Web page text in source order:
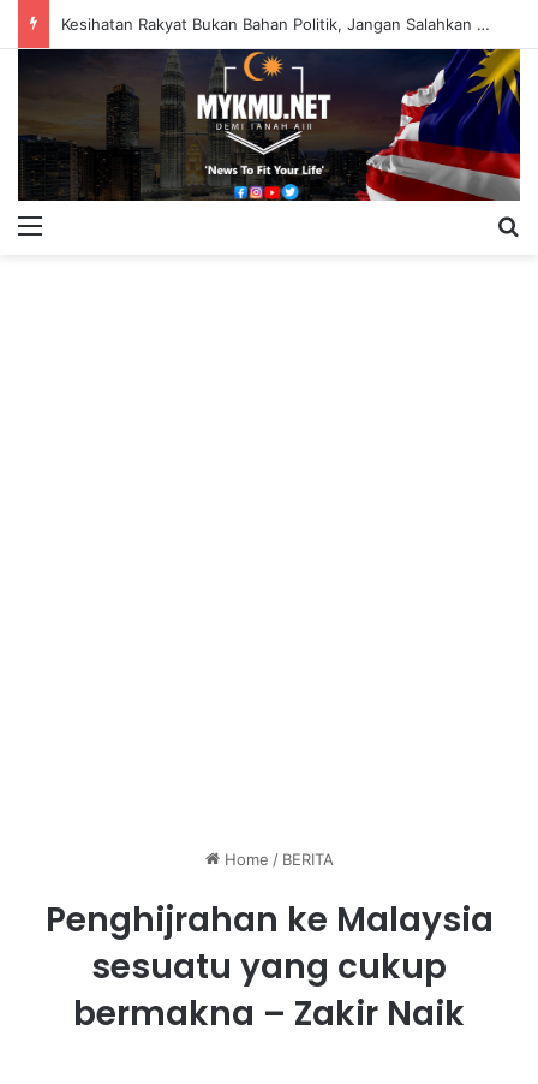
Kesihatan Rakyat Bukan Bahan Politik, Jangan Salahkan Onn Hafiz – Haslinda Salleh
Home / BERITA
Penghijrahan ke Malaysia
sesuatu yang cukup
bermakna – Zakir Naik